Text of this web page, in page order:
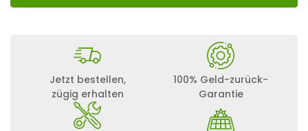
Jetzt bestellen,
zügig erhalten
100% Geld-zurück-
Garantie